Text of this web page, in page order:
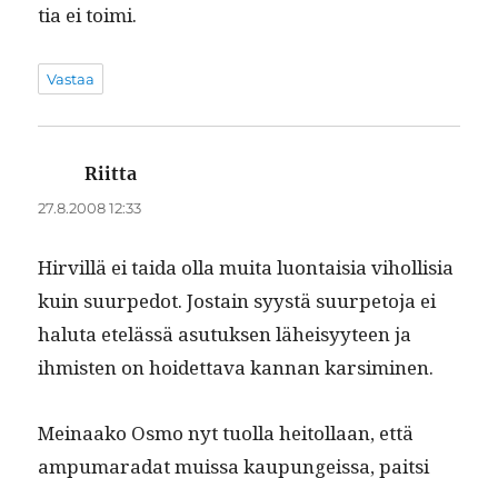
tia ei toimi.
Vastaa
Riitta
27.8.2008 12:33
Hirvil­lä ei tai­da olla mui­ta luon­taisia vihol­lisia
kuin suurpe­dot. Jostain syys­tä suurpeto­ja ei
halu­ta etelässä asu­tuk­sen läheisyy­teen ja
ihmis­ten on hoidet­ta­va kan­nan karsiminen.
Meinaako Osmo nyt tuol­la heitol­laan, että
ampumara­dat muis­sa kaupungeis­sa, pait­si